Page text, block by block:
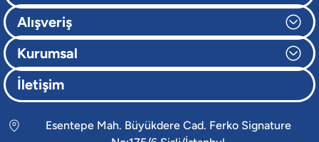
Alışveriş
Kurumsal
İletişim
Esentepe Mah. Büyükdere Cad. Ferko Signature